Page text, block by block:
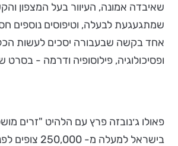
שאיבדה אמונה, העיוור בעל המצפון
שמתגעגעת לבעלה, וטיפוסים נוספים
אחד בקשה שבעבורה יסכים לעשות
ופסיכולוגיה, פילוסופיה ודרמה -
פאולו ג׳נובזה פרץ עם הלהיט "זרים
בישראל למעלה מ-